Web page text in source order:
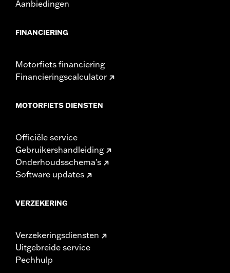
Aanbiedingen
FINANCIERING
Motorfiets financiering
Financieringscalculator
MOTORFIETS DIENSTEN
Officiële service
Gebruikershandleiding
Onderhoudsschema's
Software updates
VERZEKERING
Verzekeringsdiensten
Uitgebreide service
Pechhulp